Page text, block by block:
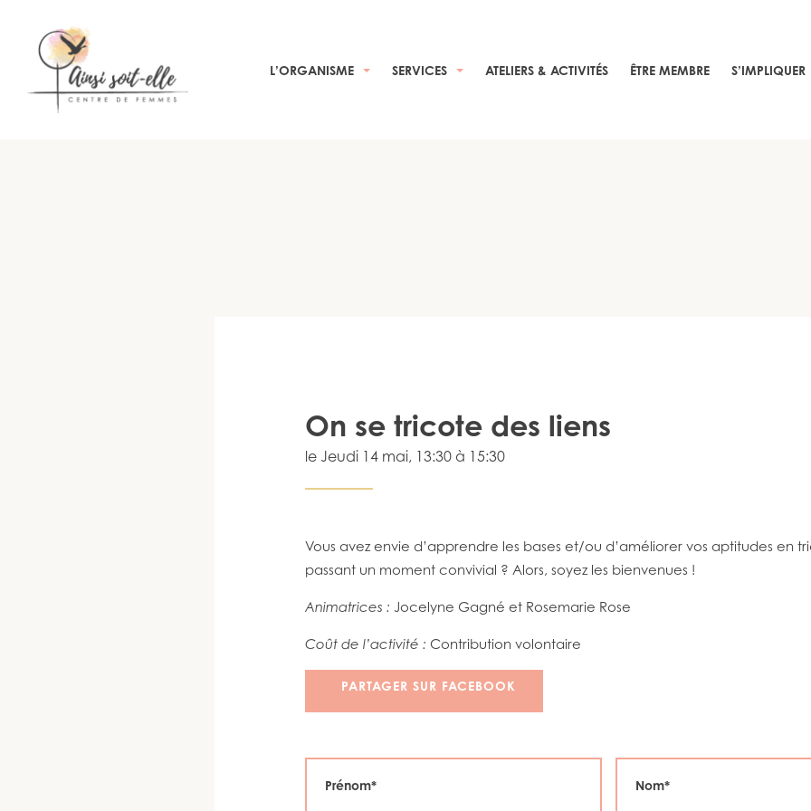
L’ORGANISME SERVICES ATELIERS & ACTIVITÉS ÊTRE MEMBRE S’IMPLIQUER
On se tricote des liens
le Jeudi 14 mai, 13:30 à 15:30
Vous avez envie d’apprendre les bases et/ou d’améliorer vos aptitudes en
passant un moment convivial ? Alors, soyez les bienvenues !
Animatrices : Jocelyne Gagné et Rosemarie Rose
Coût de l’activité : Contribution volontaire
PARTAGER SUR FACEBOOK